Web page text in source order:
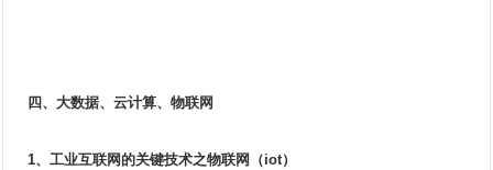
四、大数据、云计算、物联网
1、工业互联网的关键技术之物联网（iot）